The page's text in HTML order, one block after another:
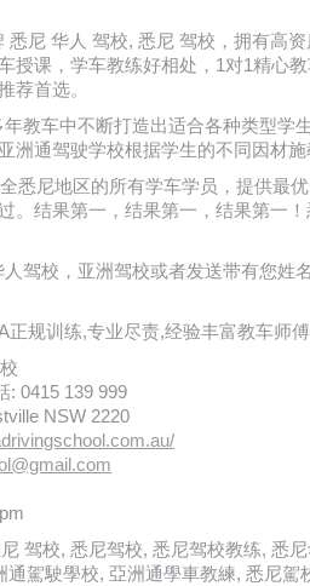
悉尼 华人 驾校, 悉尼 驾校，拥有高
授课，学车教练好相处，1对1精心
荐首选。
教车中不断打造出适合各种类型学
洲通驾驶学校根据学生的不同因材
悉尼地区的所有学车学员，提供最
。结果第一，结果第一，结果第一
驾校，亚洲驾校或者发送带有您姓
规训练,专业尽责,经验丰富教车师傅
0415 139 999
NSW 2220
驾校, 悉尼驾校, 悉尼驾校教练, 悉
駕駛學校, 亞洲通學車教練, 悉尼